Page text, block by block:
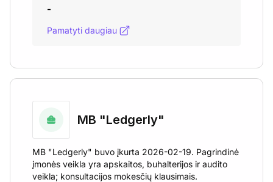
-
Pamatyti daugiau
MB "Ledgerly"
MB "Ledgerly" buvo įkurta 2026-02-19. Pagrindinė
įmonės veikla yra apskaitos, buhalterijos ir audito
veikla; konsultacijos mokesčių klausimais.